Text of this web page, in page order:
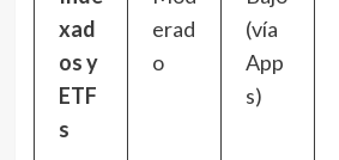
xad
os y
ETF
s
erad
o
(vía
App
s)